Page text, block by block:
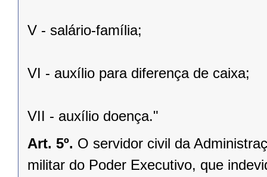
V - salário-família;
VI - auxílio para diferença de caixa;
VII - auxílio doença."
Art. 5º. O servidor civil da
militar do Poder Executivo, que